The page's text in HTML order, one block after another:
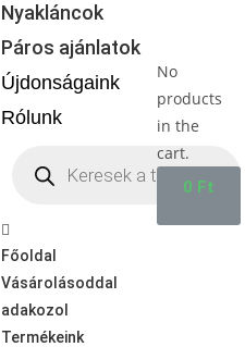
Nyakláncok
Páros ajánlatok
Újdonságaink
Rólunk
Főoldal
Vásárolásoddal
adakozol
Termékeink
No
products
in the
cart.
0 Ft